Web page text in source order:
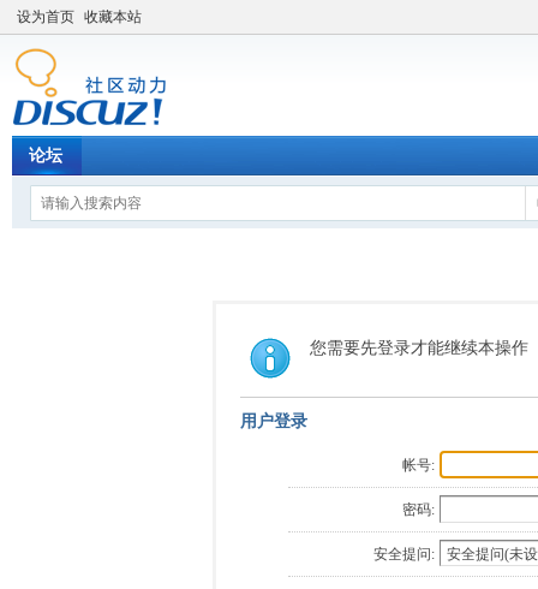
设为首页 收藏本站
论坛
您需要先登录才能继续本操作
用户登录
帐号:
密码:
安全提问: